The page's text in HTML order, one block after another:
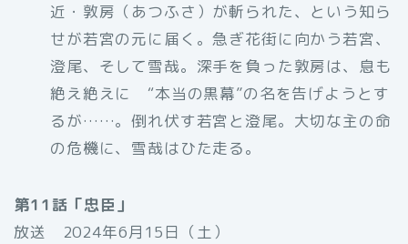
近・敦房（あつふさ）が斬られた、という知ら
せが若宮の元に届く。急ぎ花街に向かう若宮、
澄尾、そして雪哉。深手を負った敦房は、息も
絶え絶えに “本当の黒幕”の名を告げようとす
るが……。倒れ伏す若宮と澄尾。大切な主の命
の危機に、雪哉はひた走る。
第11話「忠臣」
放送 2024年6月15日（土）